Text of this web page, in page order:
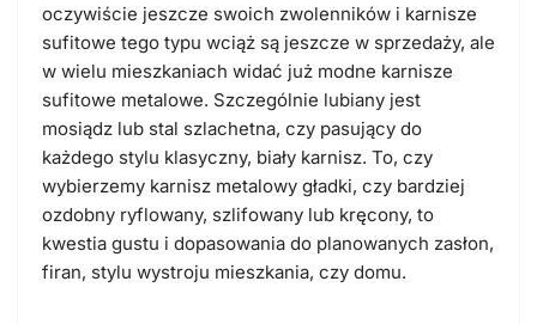
oczywiście jeszcze swoich zwolenników i karnisze
sufitowe tego typu wciąż są jeszcze w sprzedaży, ale
w wielu mieszkaniach widać już modne karnisze
sufitowe metalowe. Szczególnie lubiany jest
mosiądz lub stal szlachetna, czy pasujący do
każdego stylu klasyczny, biały karnisz. To, czy
wybierzemy karnisz metalowy gładki, czy bardziej
ozdobny ryflowany, szlifowany lub kręcony, to
kwestia gustu i dopasowania do planowanych zasłon,
firan, stylu wystroju mieszkania, czy domu.